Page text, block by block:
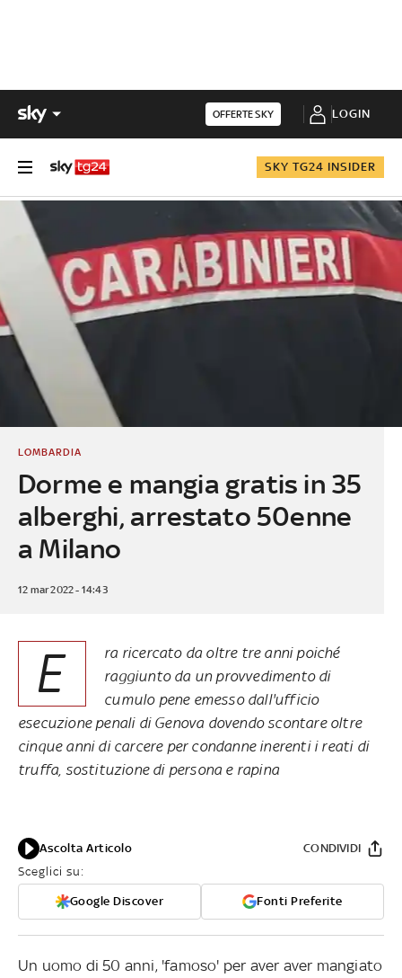
OFFERTE SKY LOGIN
SKY TG24 INSIDER
Dorme e mangia gratis in 35
alberghi, arrestato 50enne
a Milano
LOMBARDIA
12 mar 2022 - 14:43
E
ra ricercato da oltre tre anni poiché
raggiunto da un provvedimento di
cumulo pene emesso dall'ufficio
esecuzione penali di Genova dovendo scontare oltre
cinque anni di carcere per condanne inerenti i reati di
truffa, sostituzione di persona e rapina
Ascolta Articolo
Sceglici su:
Google Discover Fonti Preferite
CONDIVIDI
Un uomo di 50 anni, 'famoso' per aver aver mangiato